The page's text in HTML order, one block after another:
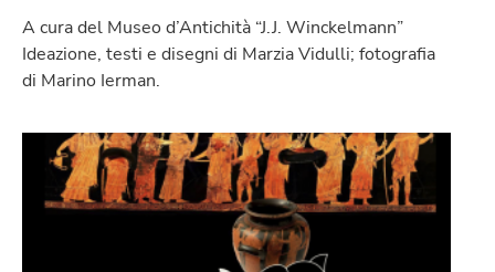
A cura del Museo d’Antichità “J.J. Winckelmann”
Ideazione, testi e disegni di Marzia Vidulli; fotografia
di Marino Ierman.